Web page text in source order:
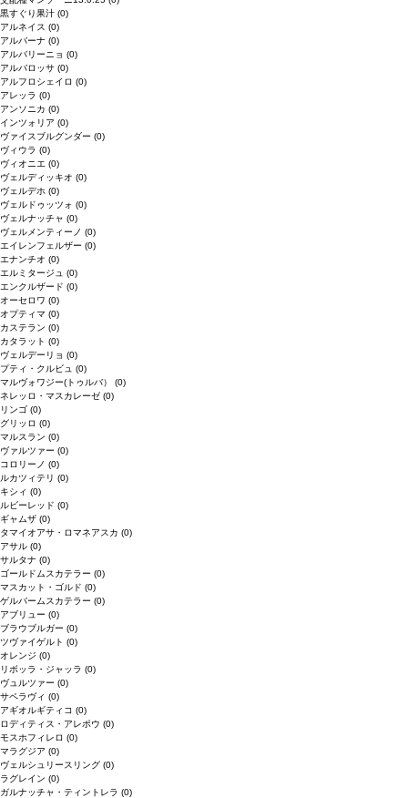
黒すぐり果汁 (0)
アルネイス (0)
アルバーナ (0)
アルバリーニョ (0)
アルバロッサ (0)
アルフロシェイロ (0)
アレッラ (0)
アンソニカ (0)
インツォリア (0)
ヴァイスブルグンダー (0)
ヴィウラ (0)
ヴィオニエ (0)
ヴェルディッキオ (0)
ヴェルデホ (0)
ヴェルドゥッツォ (0)
ヴェルナッチャ (0)
ヴェルメンティーノ (0)
エイレンフェルザー (0)
エナンチオ (0)
エルミタージュ (0)
エンクルザード (0)
オーセロワ (0)
オプティマ (0)
カステラン (0)
カタラット (0)
ヴェルデーリョ (0)
プティ・クルビュ (0)
マルヴォワジー(トゥルバ） (0)
ネレッロ・マスカレーゼ (0)
リンゴ (0)
グリッロ (0)
マルスラン (0)
ヴァルツァー (0)
コロリーノ (0)
ルカツィテリ (0)
キシィ (0)
ルビーレッド (0)
ギャムザ (0)
タマイオアサ・ロマネアスカ (0)
アサル (0)
サルタナ (0)
ゴールドムスカテラー (0)
マスカット・ゴルド (0)
ゲルバームスカテラー (0)
アブリュー (0)
ブラウブルガー (0)
ツヴァイゲルト (0)
オレンジ (0)
リボッラ・ジャッラ (0)
ヴュルツァー (0)
サペラヴィ (0)
アギオルギティコ (0)
ロディティス・アレポウ (0)
モスホフィレロ (0)
マラグジア (0)
ヴェルシュリースリング (0)
ラグレイン (0)
ガルナッチャ・ティントレラ (0)